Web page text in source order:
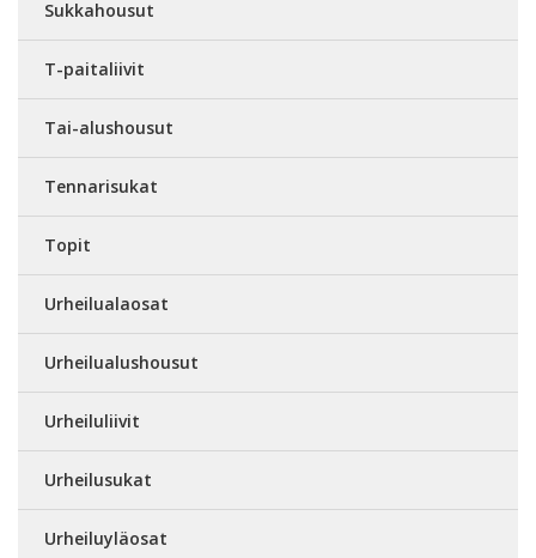
Sukkahousut
T-paitaliivit
Tai-alushousut
Tennarisukat
Topit
Urheilualaosat
Urheilualushousut
Urheiluliivit
Urheilusukat
Urheiluyläosat